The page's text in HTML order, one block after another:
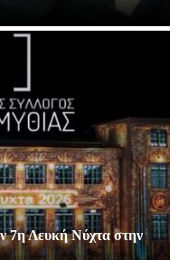
7η Λευκή Νύχτα στην